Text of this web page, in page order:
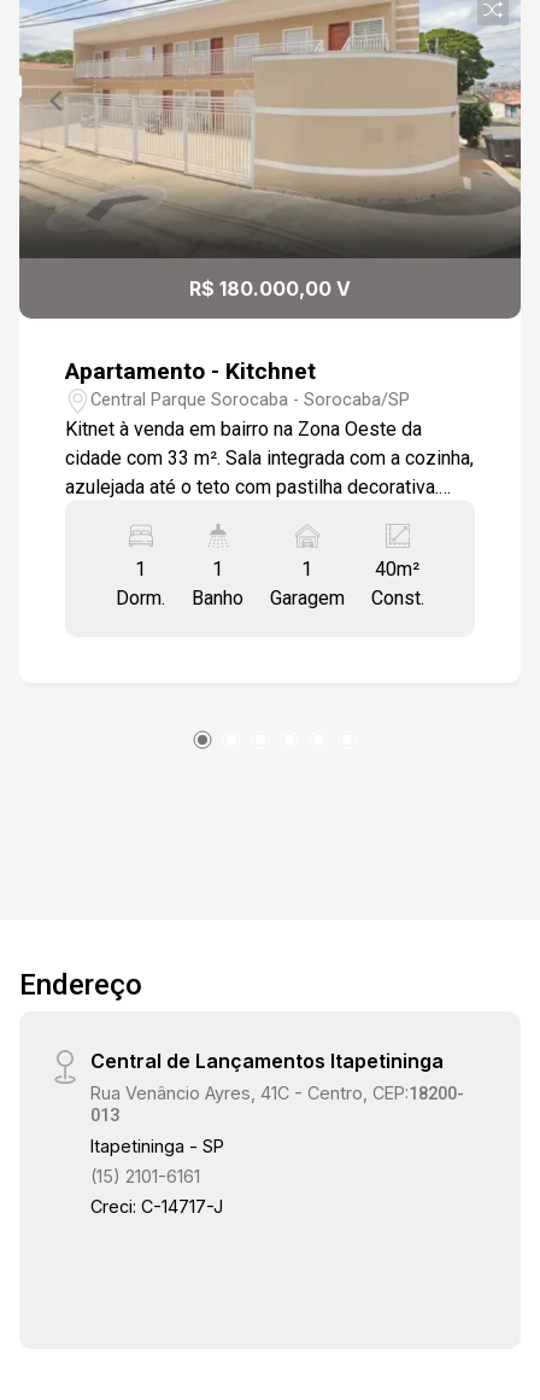
R$ 180.000,00 V
Apartamento - Kitchnet
Central Parque Sorocaba - Sorocaba/SP
Kitnet à venda em bairro na Zona Oeste da
cidade com 33 m². Sala integrada com a cozinha,
azulejada até o teto com pastilha decorativa.
dormitório e um banheiro com revestimento e
box em vidro temperado. 01 vaga de garagem
descoberta.
1
Dorm.
1
Banho
1
Garagem
40m²
Const.
Endereço
Central de Lançamentos Itapetininga
Rua Venâncio Ayres, 41C - Centro, CEP:18200-
013
Itapetininga - SP
(15) 2101-6161
Creci: C-14717-J